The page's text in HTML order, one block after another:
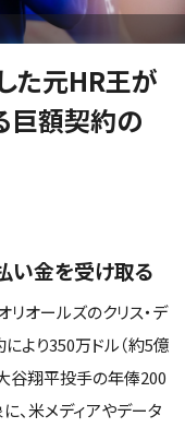
た元HR王が
額契約の
い金を受け取る
オールズのクリス・デ
より350万ドル（約5億
谷翔平投手の年俸200
、米メディアやデータ